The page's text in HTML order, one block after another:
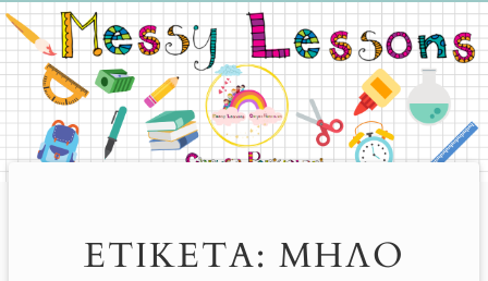
ΕΤΙΚΈΤΑ: ΜΉΛΟ